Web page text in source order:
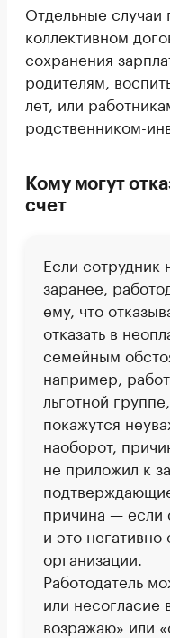
Отдельные
коллективном
сохранения
родителям,
лет, или
родственником-
Кому могут
счет
Если сотрудник
заранее,
ему, что
отказать в
семейным
например,
льготной
покажутся
наоборот,
не приложил к
причина — если
и это негативно
организации.
Работодатель
или несогласие
возражаю» или